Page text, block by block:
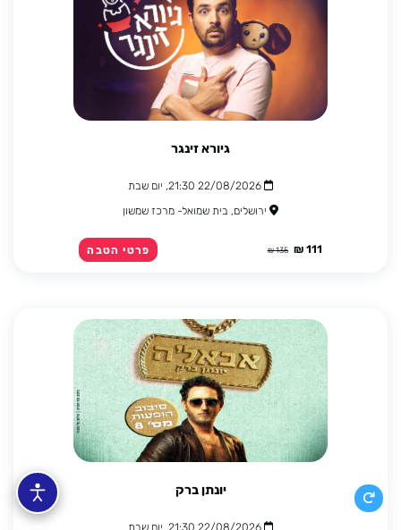
גיורא זינגר
22/08/2026 21:30, יום שבת
ירושלים, בית שמואל- מרכז שמשון
111 ₪
135 ₪ פרטי הטבה
יונתן ברק
22/08/2026 21:30, יום שבת